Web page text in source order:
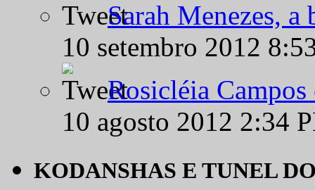
Sarah Menezes,
10 setembro 2012
Rosicléia
10 agosto 2012 2:34
KODANSHAS E TUNEL